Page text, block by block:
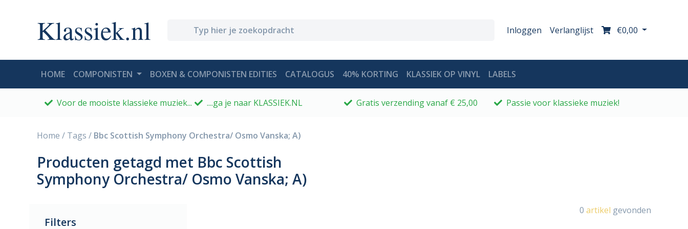
Klassiek.nl Inloggen Verlanglijst €0,00
HOME(CURRENT)
COMPONISTEN BOXEN & COMPONISTEN EDITIES CATALOGUS 40% KORTING KLASSIEK OP VINYL LABELS
Voor de mooiste klassieke muziek... ....ga je naar KLASSIEK.NL Gratis verzending vanaf € 25,00 Passie voor klassieke muziek!
Home / Tags / Bbc Scottish Symphony Orchestra/ Osmo Vanska; A)
Producten getagd met Bbc Scottish
Symphony Orchestra/ Osmo Vanska; A)
Filters
0 artikel gevonden